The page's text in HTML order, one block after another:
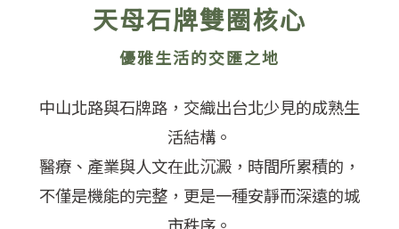
天母石牌雙圈核心
優雅生活的交匯之地
中山北路與石牌路，交織出台北少見的成熟生
活結構。
醫療、產業與人文在此沉澱，時間所累積的，
不僅是機能的完整，更是一種安靜而深遠的城